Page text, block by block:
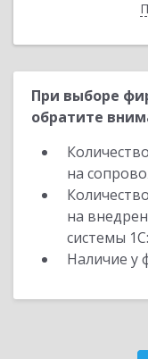
При выборе
обратите
на
на
системы
Наличие у